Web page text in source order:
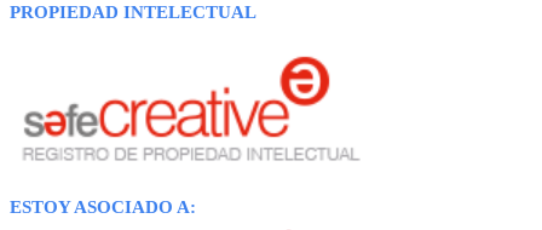
PROPIEDAD INTELECTUAL
ESTOY ASOCIADO A: